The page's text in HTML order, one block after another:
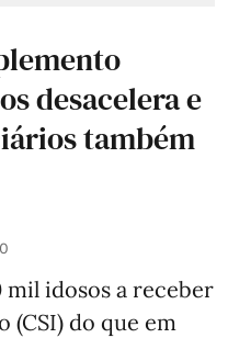
desacelera e
também
mil idosos a receber
(CSI) do que em